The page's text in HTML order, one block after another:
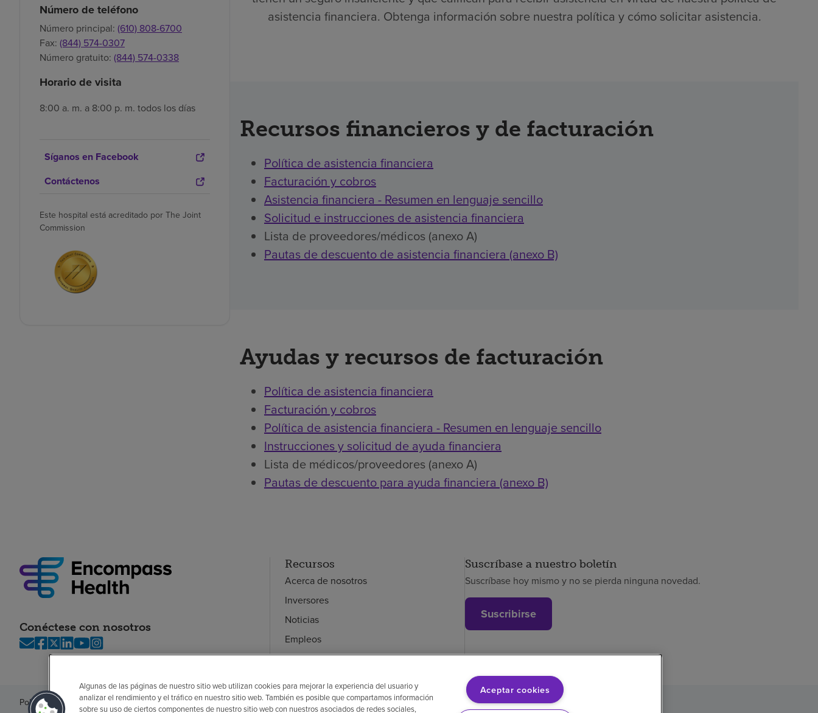
Número de teléfono
Número principal: (610) 808-6700
Fax: (844) 574-0307
Número gratuito: (844) 574-0338
Horario de visita
8:00 a. m. a 8:00 p. m. todos los días
Síganos en Facebook
Contáctenos
Este hospital está acreditado por The Joint
Commission
asistencia financiera. Obtenga información sobre nuestra política y cómo solicitar asistencia.
Recursos financieros y de facturación
Política de asistencia financiera
Facturación y cobros
Asistencia financiera - Resumen en lenguaje sencillo
Solicitud e instrucciones de asistencia financiera
Lista de proveedores/médicos (anexo A)
Pautas de descuento de asistencia financiera (anexo B)
Ayudas y recursos de facturación
Política de asistencia financiera
Facturación y cobros
Política de asistencia financiera - Resumen en lenguaje sencillo
Instrucciones y solicitud de ayuda financiera
Lista de médicos/proveedores (anexo A)
Pautas de descuento para ayuda financiera (anexo B)
Conéctese con nosotros
Recursos
Acerca de nosotros
Inversores
Noticias
Empleos
Empleados
Suscríbase a nuestro boletín
Suscríbase hoy mismo y no se pierda ninguna novedad.
Suscribirse
Política de privacidadLegalSin sorpresas AccesibilidadSi no habla inglésAviso de no discriminaciónCumplimiento de los proveedoresTransparencia de precios
Algunas de las páginas de nuestro sitio web utilizan cookies para mejorar la experiencia del usuario y
analizar el rendimiento y el tráfico en nuestro sitio web. También es posible que compartamos información
sobre su uso de ciertos componentes de nuestro sitio web con nuestros asociados de redes sociales,
Aceptar cookies